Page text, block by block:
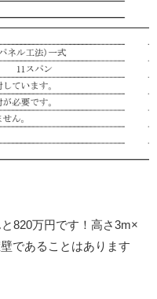
820万円です！高さ3m×
であることはあります